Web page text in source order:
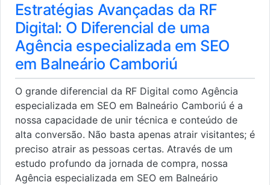
Estratégias Avançadas da RF
Digital: O Diferencial de uma
Agência especializada em SEO
em Balneário Camboriú
O grande diferencial da RF Digital como Agência
especializada em SEO em Balneário Camboriú é a
nossa capacidade de unir técnica e conteúdo de
alta conversão. Não basta apenas atrair visitantes; é
preciso atrair as pessoas certas. Através de um
estudo profundo da jornada de compra, nossa
Agência especializada em SEO em Balneário